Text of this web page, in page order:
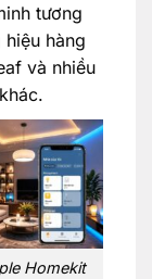
tương
hàng
và nhiều
Homekit